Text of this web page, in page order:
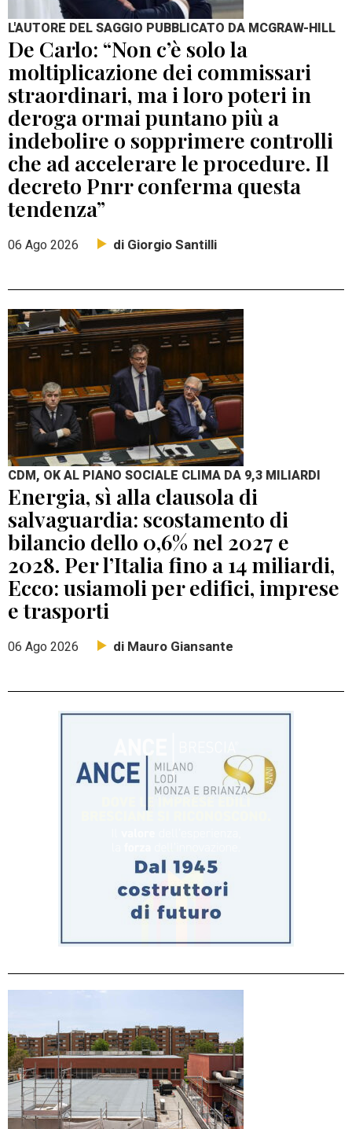
L'AUTORE DEL SAGGIO PUBBLICATO DA MCGRAW-HILL
De Carlo: “Non c’è solo la
moltiplicazione dei commissari
straordinari, ma i loro poteri in
deroga ormai puntano più a
indebolire o sopprimere controlli
che ad accelerare le procedure. Il
decreto Pnrr conferma questa
tendenza”
06 Ago 2026 di Giorgio Santilli
CDM, OK AL PIANO SOCIALE CLIMA DA 9,3 MILIARDI
Energia, sì alla clausola di
salvaguardia: scostamento di
bilancio dello 0,6% nel 2027 e
2028. Per l’Italia fino a 14 miliardi,
Ecco: usiamoli per edifici, imprese
e trasporti
06 Ago 2026 di Mauro Giansante